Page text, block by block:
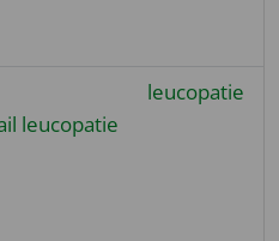
leucopatie